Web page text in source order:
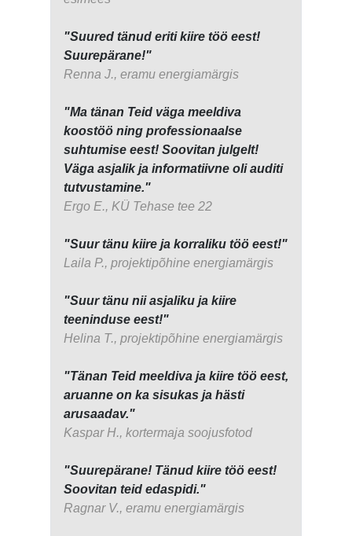
"Suured tänud eriti kiire töö eest!
Suurepärane!"
Renna J., eramu energiamärgis
"Ma tänan Teid väga meeldiva
koostöö ning professionaalse
suhtumise eest! Soovitan julgelt!
Väga asjalik ja informatiivne oli auditi
tutvustamine."
Ergo E., KÜ Tehase tee 22
"Suur tänu kiire ja korraliku töö eest!"
Laila P., projektipõhine energiamärgis
"Suur tänu nii asjaliku ja kiire
teeninduse eest!"
Helina T., projektipõhine energiamärgis
"Tänan Teid meeldiva ja kiire töö eest,
aruanne on ka sisukas ja hästi
arusaadav."
Kaspar H., kortermaja soojusfotod
"Suurepärane! Tänud kiire töö eest!
Soovitan teid edaspidi."
Ragnar V., eramu energiamärgis